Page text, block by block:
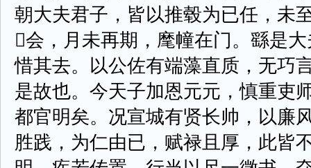
朝大夫君子，皆以推毂为已任，未
会，月未再期，麾幢在门。繇是
惜其去。以公佐有端藻直质，无巧
是故也。今天子加恩元元，慎重吏
都官明矣。况宣城有贤长帅，以廉
胜践，为仁由已，赋禄且厚，此皆